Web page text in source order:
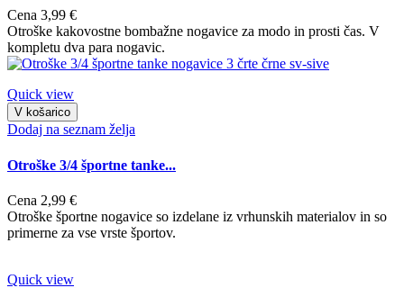
Cena 3,99 €
Otroške kakovostne bombažne nogavice za modo in prosti čas. V
kompletu dva para nogavic.
Quick view
V košarico
Dodaj na seznam želja
Otroške 3/4 športne tanke...
Cena 2,99 €
Otroške športne nogavice so izdelane iz vrhunskih materialov in so
primerne za vse vrste športov.
Quick view